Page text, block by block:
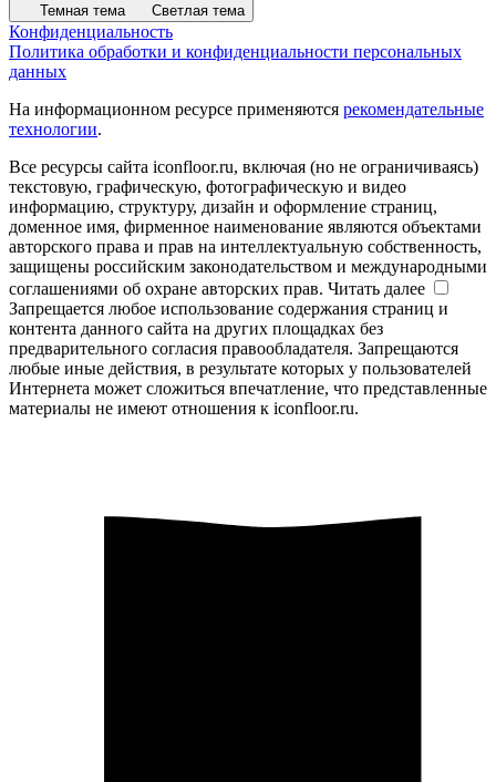
Темная тема Светлая тема
Конфиденциальность
Политика обработки и конфиденциальности персональных
данных
На информационном ресурсе применяются рекомендательные
технологии.
Все ресурсы сайта iconfloor.ru, включая (но не ограничиваясь)
текстовую, графическую, фотографическую и видео
информацию, структуру, дизайн и оформление страниц,
доменное имя, фирменное наименование являются объектами
авторского права и прав на интеллектуальную собственность,
защищены российским законодательством и международными
соглашениями об охране авторских прав. Читать далее
Запрещается любое использование содержания страниц и
контента данного сайта на других площадках без
предварительного согласия правообладателя. Запрещаются
любые иные действия, в результате которых у пользователей
Интернета может сложиться впечатление, что представленные
материалы не имеют отношения к iconfloor.ru.